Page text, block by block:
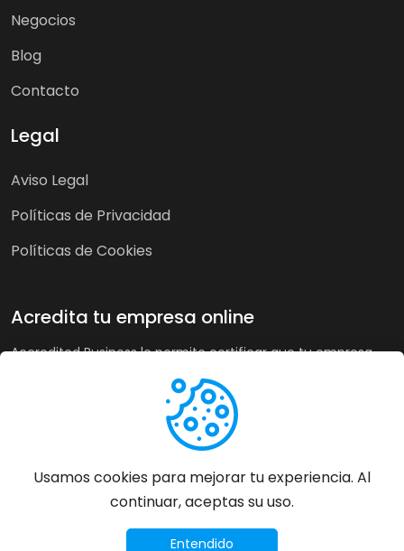
Negocios
Blog
Contacto
Legal
Aviso Legal
Políticas de Privacidad
Políticas de Cookies
Acredita tu empresa online
Accredited Business le permite certificar que tu empresa
calidad. A su vez, en tiendas online puede recoger la opinión
de sus clientes de forma imparcial y acreditar su buen
servicio a los clientes de forma automática incrementando
Más información
Accredited Business - Todos los derechos
Usamos cookies para mejorar tu experiencia. Al
continuar, aceptas su uso.
Entendido